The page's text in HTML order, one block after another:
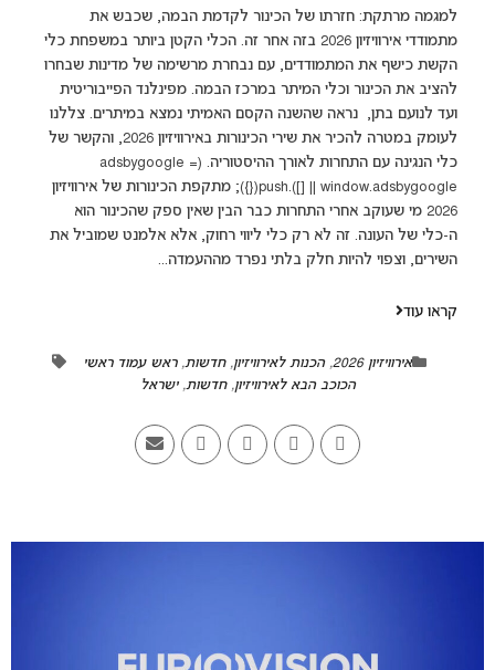
למגמה מרתקת: חזרתו של הכינור לקדמת הבמה, שכבש את
מתמודדי אירוויזיון 2026 בזה אחר זה. הכלי הקטן ביותר במשפחת כלי
הקשת כישף את המתמודדים, עם נבחרת מרשימה של מדינות שבחרו
להציב את הכינור וכלי המיתר במרכז הבמה. מפינלנד הפייבוריטית
ועד לנועם בתן, נראה שהשנה הקסם האמיתי נמצא במיתרים. צללנו
לעומק במטרה להכיר את שירי הכינורות באירוויזיון 2026, והקשר של
כלי הנגינה עם התחרות לאורך ההיסטוריה. (adsbygoogle =
window.adsbygoogle || []).push({}); מתקפת הכינורות של אירוויזיון
2026 מי שעוקב אחרי התחרות כבר הבין שאין ספק שהכינור הוא
ה-כלי של העונה. זה לא רק כלי ליווי רחוק, אלא אלמנט שמוביל את
השירים, וצפוי להיות חלק בלתי נפרד מההעמדה...
קראו עוד
אירוויזיון 2026 ,הכנות לאירוויזיון,חדשות,ראש עמוד ראשי
הכוכב הבא לאירוויזיון,חדשות,ישראל